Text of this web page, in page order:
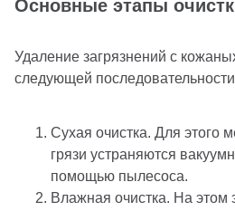
Основные этапы
Удаление загрязнений с
следующей
Сухая очистка. Для этого
грязи устраняются
помощью пылесоса.
Влажная очистка. На этом